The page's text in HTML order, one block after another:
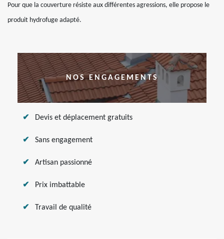
Pour que la couverture résiste aux différentes agressions, elle propose le
produit hydrofuge adapté.
NOS ENGAGEMENTS
Devis et déplacement gratuits
Sans engagement
Artisan passionné
Prix imbattable
Travail de qualité